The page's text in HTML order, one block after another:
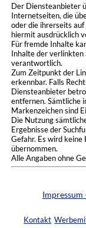
Der Diensteanbieter
Internetseiten, die
oder die ihrerseits
hiermit ausdrücklich
Für fremde Inhalte
Inhalte der
verantwortlich.
Zum Zeitpunkt der
erkennbar. Falls
Diensteanbieter
entfernen. Sämtliche
Markenzeichen sind
Die Nutzung
Ergebnisse der
Gefahr. Es wird
übernommen.
Alle Angaben ohne
Impressum
Kontakt